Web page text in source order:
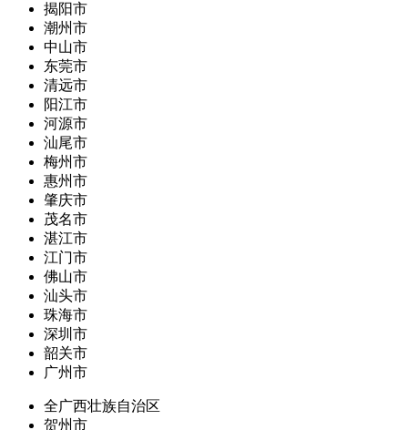
揭阳市
潮州市
中山市
东莞市
清远市
阳江市
河源市
汕尾市
梅州市
惠州市
肇庆市
茂名市
湛江市
江门市
佛山市
汕头市
珠海市
深圳市
韶关市
广州市
全广西壮族自治区
贺州市